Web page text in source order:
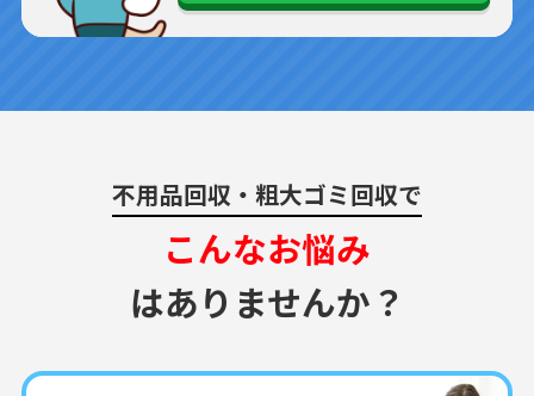
不用品回収・粗大ゴミ回収で
こんなお悩み
はありませんか？